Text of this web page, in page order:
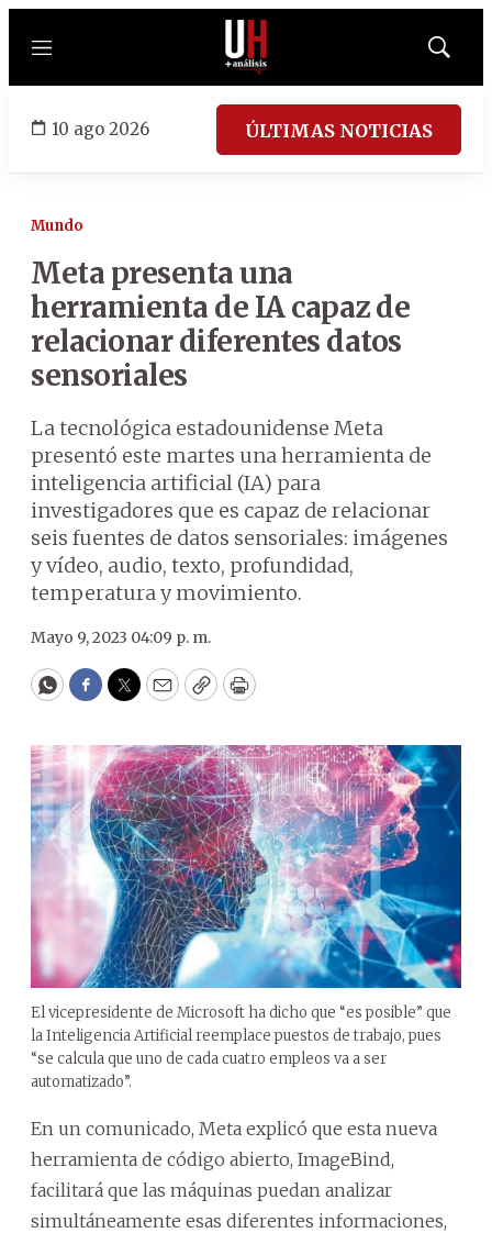
Menú
Mostrar
10 ago 2026 ÚLTIMAS NOTICIAS
Mundo
Meta presenta una
herramienta de IA capaz de
relacionar diferentes datos
sensoriales
La tecnológica estadounidense Meta
presentó este martes una herramienta de
inteligencia artificial (IA) para
investigadores que es capaz de relacionar
seis fuentes de datos sensoriales: imágenes
y vídeo, audio, texto, profundidad,
temperatura y movimiento.
Mayo 9, 2023 04:09 p. m.
WhatsApp
Facebook
Twitter
EmailCopyPrint
El vicepresidente de Microsoft ha dicho que “es posible” que
la Inteligencia Artificial reemplace puestos de trabajo, pues
“se calcula que uno de cada cuatro empleos va a ser
automatizado”.
En un comunicado, Meta explicó que esta nueva
herramienta de código abierto, ImageBind,
facilitará que las máquinas puedan analizar
simultáneamente esas diferentes informaciones,